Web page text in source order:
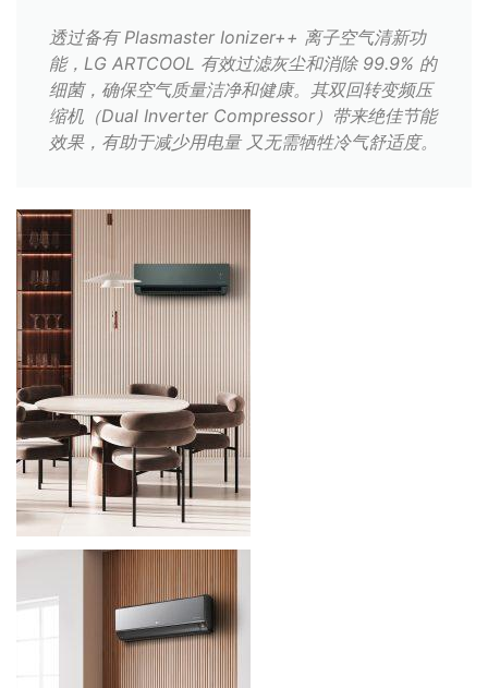
透过备有 Plasmaster Ionizer++ 离子空气清新功
能，LG ARTCOOL 有效过滤灰尘和消除 99.9% 的
细菌，确保空气质量洁净和健康。其双回转变频压
缩机（Dual Inverter Compressor）带来绝佳节能
效果，有助于减少用电量 又无需牺牲冷气舒适度。